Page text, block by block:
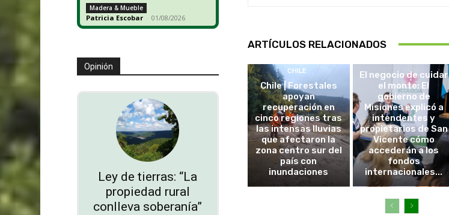
Madera & Mueble
Patricia Escobar - 01/08/2026
Opinión
Ley de tierras: “La
propiedad rural
conlleva soberanía”
ARTÍCULOS RELACIONADOS
CHILE
Chile | Forestales
apoyan
recuperación en
cinco regiones tras
las intensas lluvias
que afectaron la
zona centro sur del
país con
inundaciones
El negocio de cuidar
el monte: El
gobierno de
Misiones explicó a
intendentes y
propietarios de San
Vicente cómo
accederán a los
fondos
internacionales...